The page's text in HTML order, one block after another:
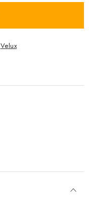
Velux